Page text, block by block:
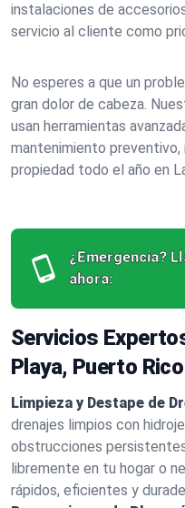
instalaciones de
servicio al cliente como
No esperes a que un
gran dolor de cabeza.
usan herramientas
mantenimiento
propiedad todo el año en
¿Emergencia?
ahora:
Servicios
Playa, Puerto Rico
Limpieza y Destape de
drenajes limpios con
obstrucciones
libremente en tu hogar o
rápidos, eficientes y